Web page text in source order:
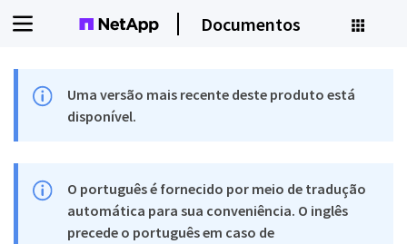
Documentos
Uma versão mais recente deste produto está
disponível.
O português é fornecido por meio de tradução
automática para sua conveniência. O inglês
precede o português em caso de